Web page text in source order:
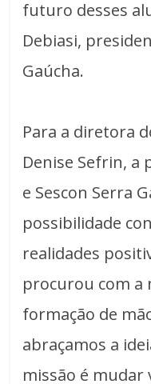
futuro desses
Debiasi,
Gaúcha.
Para a diretora
Denise Sefrin, a
e Sescon Serra
possibilidade
realidades
procurou com a
formação de
abraçamos a
missão é mudar